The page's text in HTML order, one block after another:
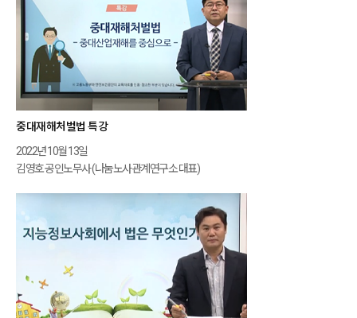
중대재해처벌법 특강
2022년 10월 13일
김영호 공인노무사 (나눔노사관계연구소 대표)